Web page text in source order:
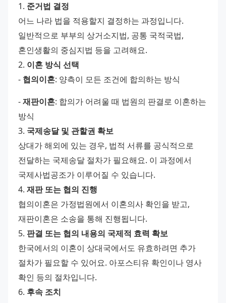
1. 준거법 결정
어느 나라 법을 적용할지 결정하는 과정입니다.
일반적으로 부부의 상거소지법, 공통 국적국법,
혼인생활의 중심지법 등을 고려해요.
2. 이혼 방식 선택
- 협의이혼: 양측이 모든 조건에 합의하는 방식
- 재판이혼: 합의가 어려울 때 법원의 판결로 이혼하는
방식
3. 국제송달 및 관할권 확보
상대가 해외에 있는 경우, 법적 서류를 공식적으로
전달하는 국제송달 절차가 필요해요. 이 과정에서
국제사법공조가 이루어질 수 있습니다.
4. 재판 또는 협의 진행
협의이혼은 가정법원에서 이혼의사 확인을 받고,
재판이혼은 소송을 통해 진행됩니다.
5. 판결 또는 협의 내용의 국제적 효력 확보
한국에서의 이혼이 상대국에서도 유효하려면 추가
절차가 필요할 수 있어요. 아포스티유 확인이나 영사
확인 등의 절차입니다.
6. 후속 조치